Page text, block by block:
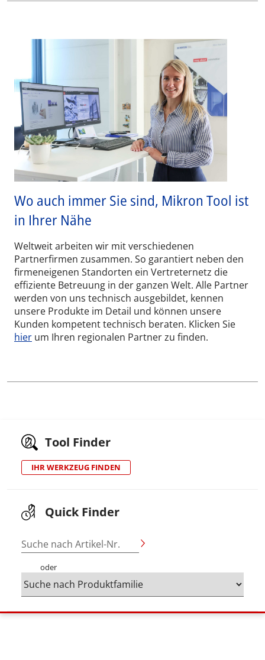
Wo auch immer Sie sind, Mikron Tool ist
in Ihrer Nähe
Weltweit arbeiten wir mit verschiedenen
Partnerfirmen zusammen. So garantiert neben den
firmeneigenen Standorten ein Vertreternetz die
effiziente Betreuung in der ganzen Welt. Alle Partner
werden von uns technisch ausgebildet, kennen
unsere Produkte im Detail und können unsere
Kunden kompetent technisch beraten. Klicken Sie
hier um Ihren regionalen Partner zu finden.
Tool Finder
IHR WERKZEUG FINDEN
Quick Finder
Suche nach Artikel-Nr.
oder